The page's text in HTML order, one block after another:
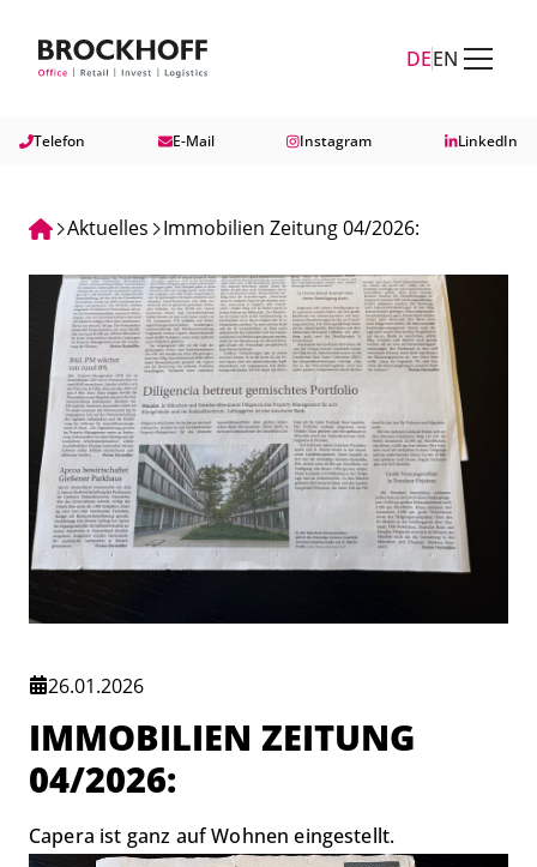
Zum Fuß springen
DEEN
Telefon E-Mail Instagram LinkedIn
Aktuelles Immobilien Zeitung 04/2026:
26.01.2026
IMMOBILIEN ZEITUNG
04/2026:
Capera ist ganz auf Wohnen eingestellt.